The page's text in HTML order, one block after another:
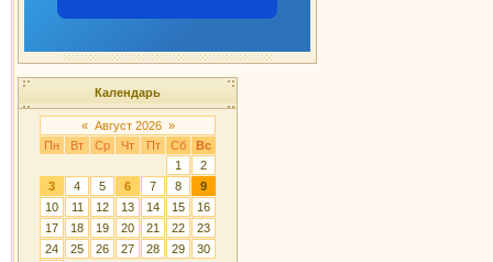
Календарь
« Август 2026 »
Пн
Вт Ср Чт Пт Сб
Вс
1
2
3
4 5 6 7 8
9
10
11 12 13 14 15
16
17
18 19 20 21 22
23
24
25 26 27 28 29
30